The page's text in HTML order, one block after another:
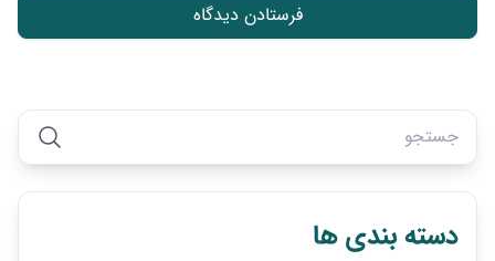
دسته بندی ها